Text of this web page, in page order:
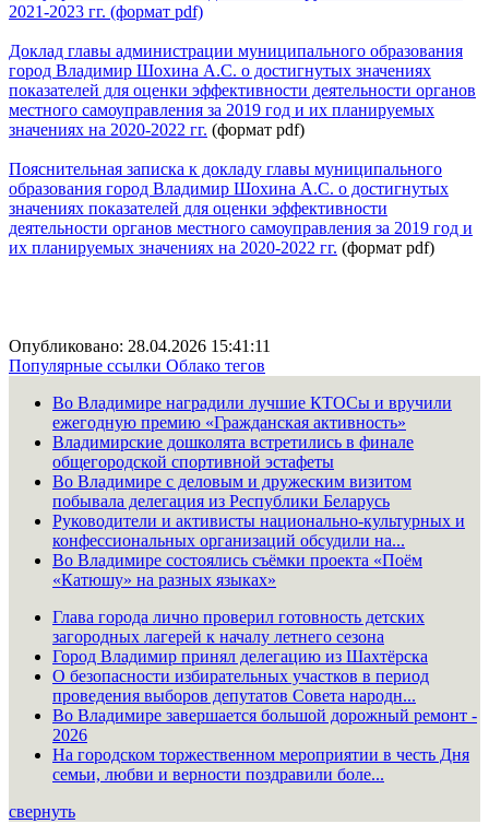
2021-2023 гг. (формат pdf)
Доклад главы администрации муниципального образования
город Владимир Шохина А.С. о достигнутых значениях
показателей для оценки эффективности деятельности органов
местного самоуправления за 2019 год и их планируемых
значениях на 2020-2022 гг. (формат pdf)
Пояснительная записка к докладу главы муниципального
образования город Владимир Шохина А.С. о достигнутых
значениях показателей для оценки эффективности
деятельности органов местного самоуправления за 2019 год и
их планируемых значениях на 2020-2022 гг. (формат pdf)
Опубликовано: 28.04.2026 15:41:11
Популярные ссылки Облако тегов
Во Владимире наградили лучшие КТОСы и вручили
ежегодную премию «Гражданская активность»
Владимирские дошколята встретились в финале
общегородской спортивной эстафеты
Во Владимире с деловым и дружеским визитом
побывала делегация из Республики Беларусь
Руководители и активисты национально-культурных и
конфессиональных организаций обсудили на...
Во Владимире состоялись съёмки проекта «Поём
«Катюшу» на разных языках»
Глава города лично проверил готовность детских
загородных лагерей к началу летнего сезона
Город Владимир принял делегацию из Шахтёрска
О безопасности избирательных участков в период
проведения выборов депутатов Совета народн...
Во Владимире завершается большой дорожный ремонт -
2026
На городском торжественном мероприятии в честь Дня
семьи, любви и верности поздравили боле...
свернуть